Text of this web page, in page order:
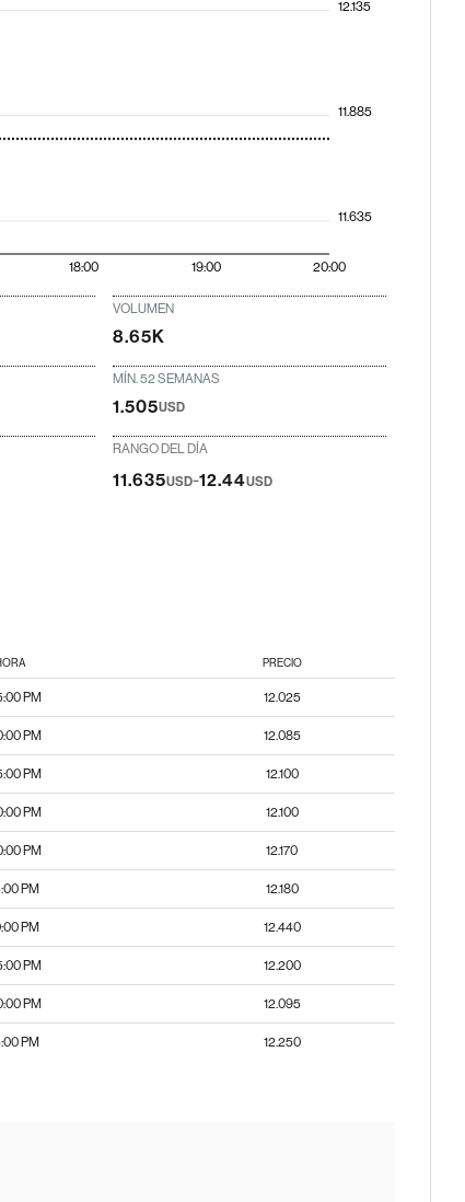
18:00 19:00 20:00
11.635
11.885
12.135
VOLUMEN
8.65K
MÍN. 52 SEMANAS
1.505USD
RANGO DEL DÍA
11.635USD-12.44USD
PRECIO
PM 12.025
PM 12.085
PM 12.100
PM 12.100
PM 12.170
PM 12.180
PM 12.440
PM 12.200
PM 12.095
PM 12.250